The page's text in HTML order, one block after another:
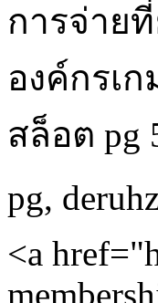
การจ่าย
องค์กรเ
สล็อต pg
pg,
<a